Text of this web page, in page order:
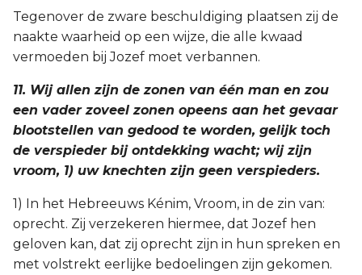
Tegenover de zware beschuldiging plaatsen zij de
naakte waarheid op een wijze, die alle kwaad
vermoeden bij Jozef moet verbannen.
11. Wij allen zijn de zonen van één man en zou
een vader zoveel zonen opeens aan het gevaar
blootstellen van gedood te worden, gelijk toch
de verspieder bij ontdekking wacht; wij zijn
vroom, 1) uw knechten zijn geen verspieders.
1) In het Hebreeuws Kénim, Vroom, in de zin van:
oprecht. Zij verzekeren hiermee, dat Jozef hen
geloven kan, dat zij oprecht zijn in hun spreken en
met volstrekt eerlijke bedoelingen zijn gekomen.